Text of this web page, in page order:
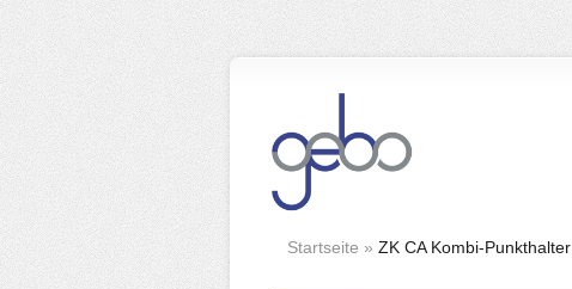
Startseite » ZK CA Kombi-Punkthalter